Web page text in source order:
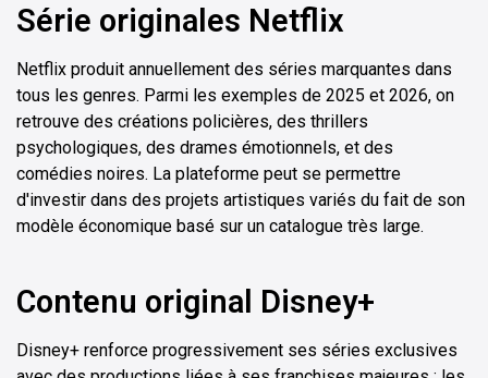
Série originales Netflix
Netflix produit annuellement des séries marquantes dans
tous les genres. Parmi les exemples de 2025 et 2026, on
retrouve des créations policières, des thrillers
psychologiques, des drames émotionnels, et des
comédies noires. La plateforme peut se permettre
d'investir dans des projets artistiques variés du fait de son
modèle économique basé sur un catalogue très large.
Contenu original Disney+
Disney+ renforce progressivement ses séries exclusives